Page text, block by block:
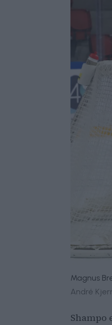
Magnus
André
Shampo